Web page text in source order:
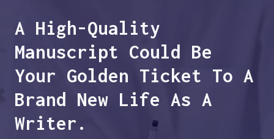
A High-Quality
Manuscript Could Be
Your Golden Ticket To A
Brand New Life As A
Writer.